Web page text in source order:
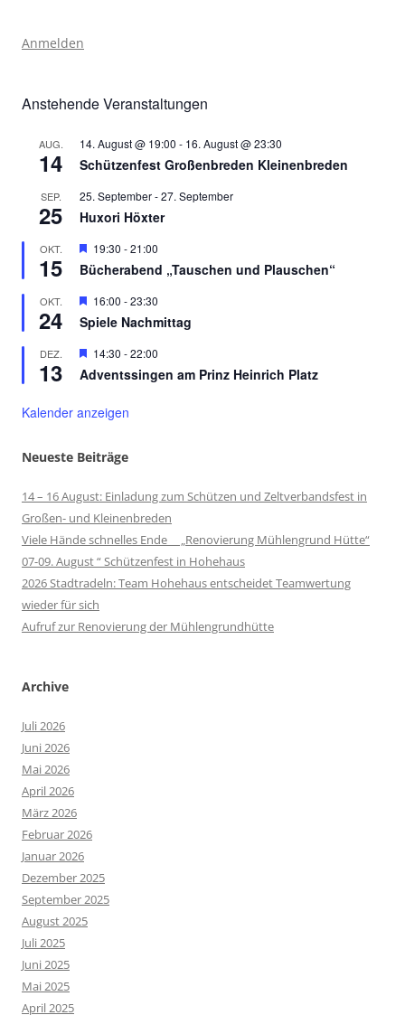
Anmelden
Anstehende Veranstaltungen
AUG.
14
14. August @ 19:00 - 16. August @ 23:30
Schützenfest Großenbreden Kleinenbreden
SEP.
25
25. September-27. September
Huxori Höxter
OKT.
15
Hervorgehoben
19:30 -21:00
Bücherabend „Tauschen und Plauschen“
OKT.
24
Hervorgehoben
16:00 -23:30
Spiele Nachmittag
DEZ.
13
Hervorgehoben
14:30 -22:00
Adventssingen am Prinz Heinrich Platz
Kalender anzeigen
Neueste Beiträge
14 – 16 August: Einladung zum Schützen und Zeltverbandsfest in
Großen- und Kleinenbreden
Viele Hände schnelles Ende „Renovierung Mühlengrund Hütte“
07-09. August “ Schützenfest in Hohehaus
2026 Stadtradeln: Team Hohehaus entscheidet Teamwertung
wieder für sich
Aufruf zur Renovierung der Mühlengrundhütte
Archive
Juli 2026
Juni 2026
Mai 2026
April 2026
März 2026
Februar 2026
Januar 2026
Dezember 2025
September 2025
August 2025
Juli 2025
Juni 2025
Mai 2025
April 2025